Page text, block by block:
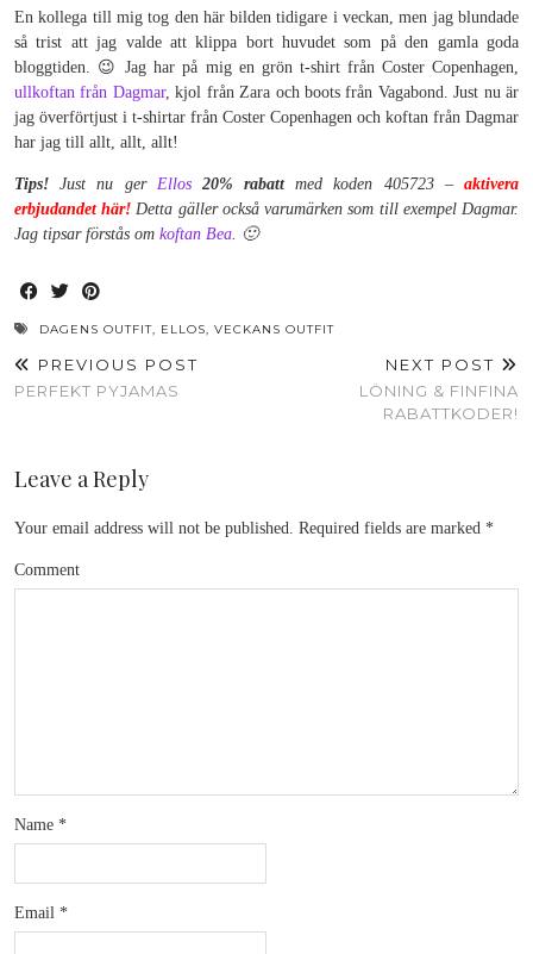
En kollega till mig tog den här bilden tidigare i veckan, men jag blundade
så trist att jag valde att klippa bort huvudet som på den gamla goda
bloggtiden. 😉 Jag har på mig en grön t-shirt från Coster Copenhagen,
ullkoftan från Dagmar, kjol från Zara och boots från Vagabond. Just nu är
jag överförtjust i t-shirtar från Coster Copenhagen och koftan från Dagmar
har jag till allt, allt, allt!
Tips! Just nu ger Ellos 20% rabattmed koden 405723 –aktivera
erbjudandet här! Detta gäller också varumärken som till exempel Dagmar.
Jag tipsar förstås om koftan Bea. 🙂
DAGENS OUTFIT, ELLOS, VECKANS OUTFIT
PREVIOUS POST
PERFEKT PYJAMAS
NEXT POST
LÖNING & FINFINA
RABATTKODER!
Leave a Reply
Your email address will not be published. Required fields are marked *
Comment
Name *
Email *